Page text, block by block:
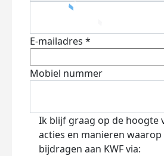
E-mailadres *
Mobiel nummer
Ik blijf graag op de hoogte
acties en manieren waarop
bijdragen aan KWF via: